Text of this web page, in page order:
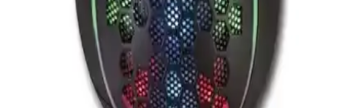
Rampage SMX-G68 ve Razer Deathadder Essential
karşılaştırmasıyla, hassasiyet, tasarım ve performans özelliklerini
öğrenerek en iyi oyuncu mouse'unu seçin.
Lunatic Sparrow 6400 DPI RGB LED'li Oyuncu
Mouse: Yüksek Hassasiyet ve Kişiselleştirme